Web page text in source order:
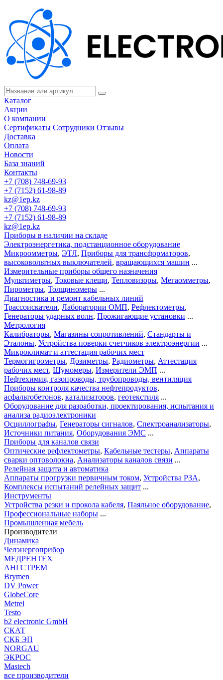
Каталог
Акции
О компании
Сертификаты Сотрудники Отзывы
Доставка
Оплата
Новости
База знаний
Контакты
+7 (708) 748-69-93
+7 (7152) 61-98-89
kz@1ep.kz
+7 (708) 748-69-93
+7 (7152) 61-98-89
kz@1ep.kz
Приборы в наличии на складе
Электроэнергетика, подстанционное оборудование
Микроомметры, ЭТЛ, Приборы для трансформаторов,
высоковольтных выключателей, вращающихся машин ...
Измерительные приборы общего назначения
Мультиметры, Токовые клещи, Тепловизоры, Мегаомметры,
Пирометры, Толщиномеры ...
Диагностика и ремонт кабельных линий
Трассоискатели, Лаборатории ОМП, Рефлектометры,
Генераторы ударных волн, Прожигающие установки ...
Метрология
Калибраторы, Магазины сопротивлений, Стандарты и
Эталоны, Устройства поверки счетчиков электроэнергии ...
Микроклимат и аттестация рабочих мест
Термогигрометры, Дозиметры, Радиометры, Аттестация
рабочих мест, Шумомеры, Измерители ЭМП ...
Нефтехимия, газопроводы, трубопроводы, вентиляция
Приборы контроля качества нефтепродуктов,
асфальтобетонов, катализаторов, геотекстиля ...
Оборудование для разработки, проектирования, испытания и
анализа радиоэлектроники
Осциллографы, Генераторы сигналов, Спектроанализаторы,
Источники питания, Оборудования ЭМС ...
Приборы для каналов связи
Оптические рефлектометры, Кабельные тестеры, Аппараты
сварки оптоволокна, Анализаторы каналов связи ...
Релейная защита и автоматика
Аппараты прогрузки первичным током, Устройства РЗА,
Комплексы испытаний релейных защит ...
Инструменты
Устройства резки и прокола кабеля, Паяльное оборудование,
Профессиональные наборы ...
Промышленная мебель
Производители
Динамика
Челэнергоприбор
МЕДРЕНТЕХ
АНГСТРЕМ
Brymen
DV Power
GlobeCore
Metrel
Testo
b2 electronic GmbH
СКАТ
СКБ ЭП
NORGAU
ЭКРОС
Mastech
все производители